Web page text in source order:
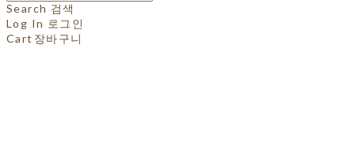
Search 검색
Log In 로그인
Cart 장바구니